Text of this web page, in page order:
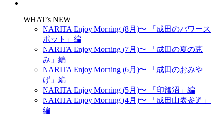
WHAT’s NEW
NARITA Enjoy Morning (8月)〜 「成田のパワース
ポット」編
NARITA Enjoy Morning (7月)〜 「成田の夏の恵
み」編
NARITA Enjoy Morning (6月)〜 「成田のおみや
げ」編
NARITA Enjoy Morning (5月)〜 「印旛沼」編
NARITA Enjoy Morning (4月)〜 「成田山表参道」
編